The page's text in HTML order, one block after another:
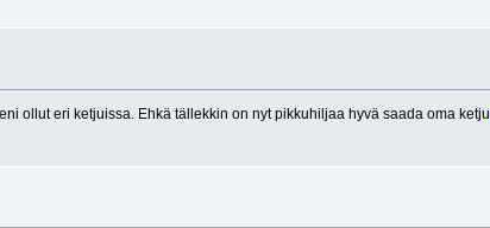
ollut eri ketjuissa. Ehkä tällekkin on nyt pikkuhiljaa hyvä saada oma ketju